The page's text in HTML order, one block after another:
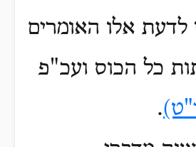
אלו האומרים
כל הכוס ועכ"פ
.